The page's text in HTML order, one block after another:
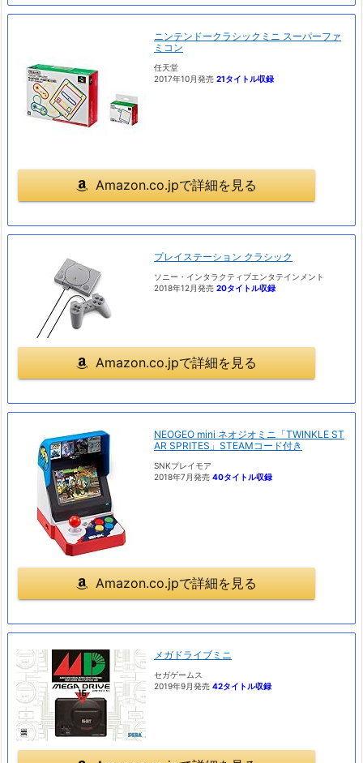
ニンテンドークラシックミニ スーパーファ
ミコン
任天堂
2017年10月発売 21タイトル収録
Amazon.co.jpで詳細を見る
プレイステーション クラシック
ソニー・インタラクティブエンタテインメント
2018年12月発売 20タイトル収録
Amazon.co.jpで詳細を見る
NEOGEO mini ネオジオミニ「TWINKLE ST
AR SPRITES」STEAMコード付き
SNKプレイモア
2018年7月発売 40タイトル収録
Amazon.co.jpで詳細を見る
メガドライブミニ
セガゲームス
2019年9月発売 42タイトル収録